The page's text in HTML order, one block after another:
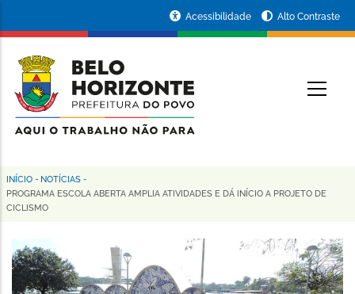
conteúdo
principal
da
Prefeitura
de
Horizonte
Acessibilidade Alto Contraste
Trilha
de
navegação
INÍCIO - NOTÍCIAS -
PROGRAMA ESCOLA ABERTA AMPLIA ATIVIDADES E DÁ INÍCIO A PROJETO DE
CICLISMO